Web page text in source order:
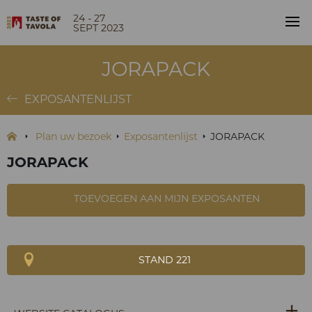
24 - 27
SEPT 2023
JORAPACK
EXPOSANTENLIJST
Plan uw bezoek Exposantenlijst JORAPACK
JORAPACK
TOEVOEGEN AAN MIJN EXPOSANTEN
STAND 221